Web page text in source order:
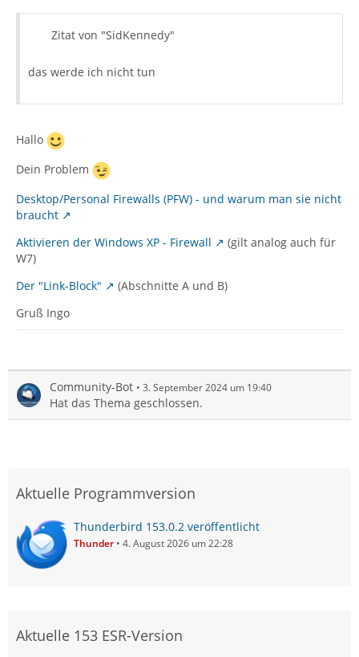
Zitat von "SidKennedy"
das werde ich nicht tun
Hallo
Dein Problem
Desktop/Personal Firewalls (PFW) - und warum man sie nicht
braucht
Aktivieren der Windows XP - Firewall
(gilt analog auch für
W7)
Der "Link-Block"
(Abschnitte A und B)
Gruß Ingo
Community-Bot 3. September 2024 um 19:40
Hat das Thema geschlossen.
Aktuelle Programmversion
Thunderbird 153.0.2 veröffentlicht
Thunder 4. August 2026 um 22:28
Aktuelle 153 ESR-Version